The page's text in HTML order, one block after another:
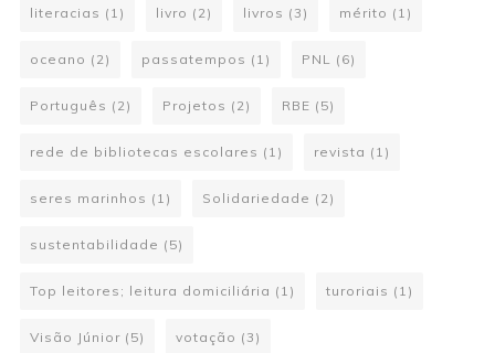
literacias (1) livro (2) livros (3) mérito (1)
oceano (2) passatempos (1) PNL (6)
Português (2) Projetos (2) RBE (5)
rede de bibliotecas escolares (1) revista (1)
seres marinhos (1) Solidariedade (2)
sustentabilidade (5)
Top leitores; leitura domiciliária (1) turoriais (1)
Visão Júnior (5) votação (3)